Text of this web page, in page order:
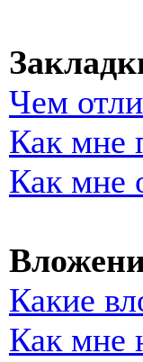
Чем
Как мне
Как мне
Какие
Как мне